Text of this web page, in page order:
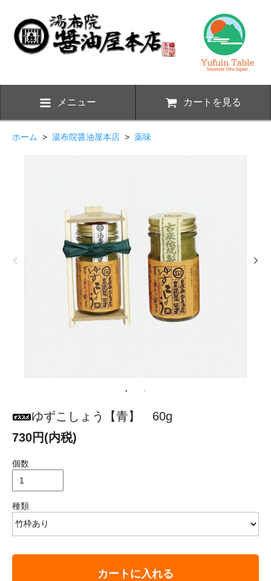
メニュー カートを見る
ホーム > 湯布院醤油屋本店 > 薬味
ゆずこしょう【青】 60g
730円(内税)
個数
種類
カートに入れる